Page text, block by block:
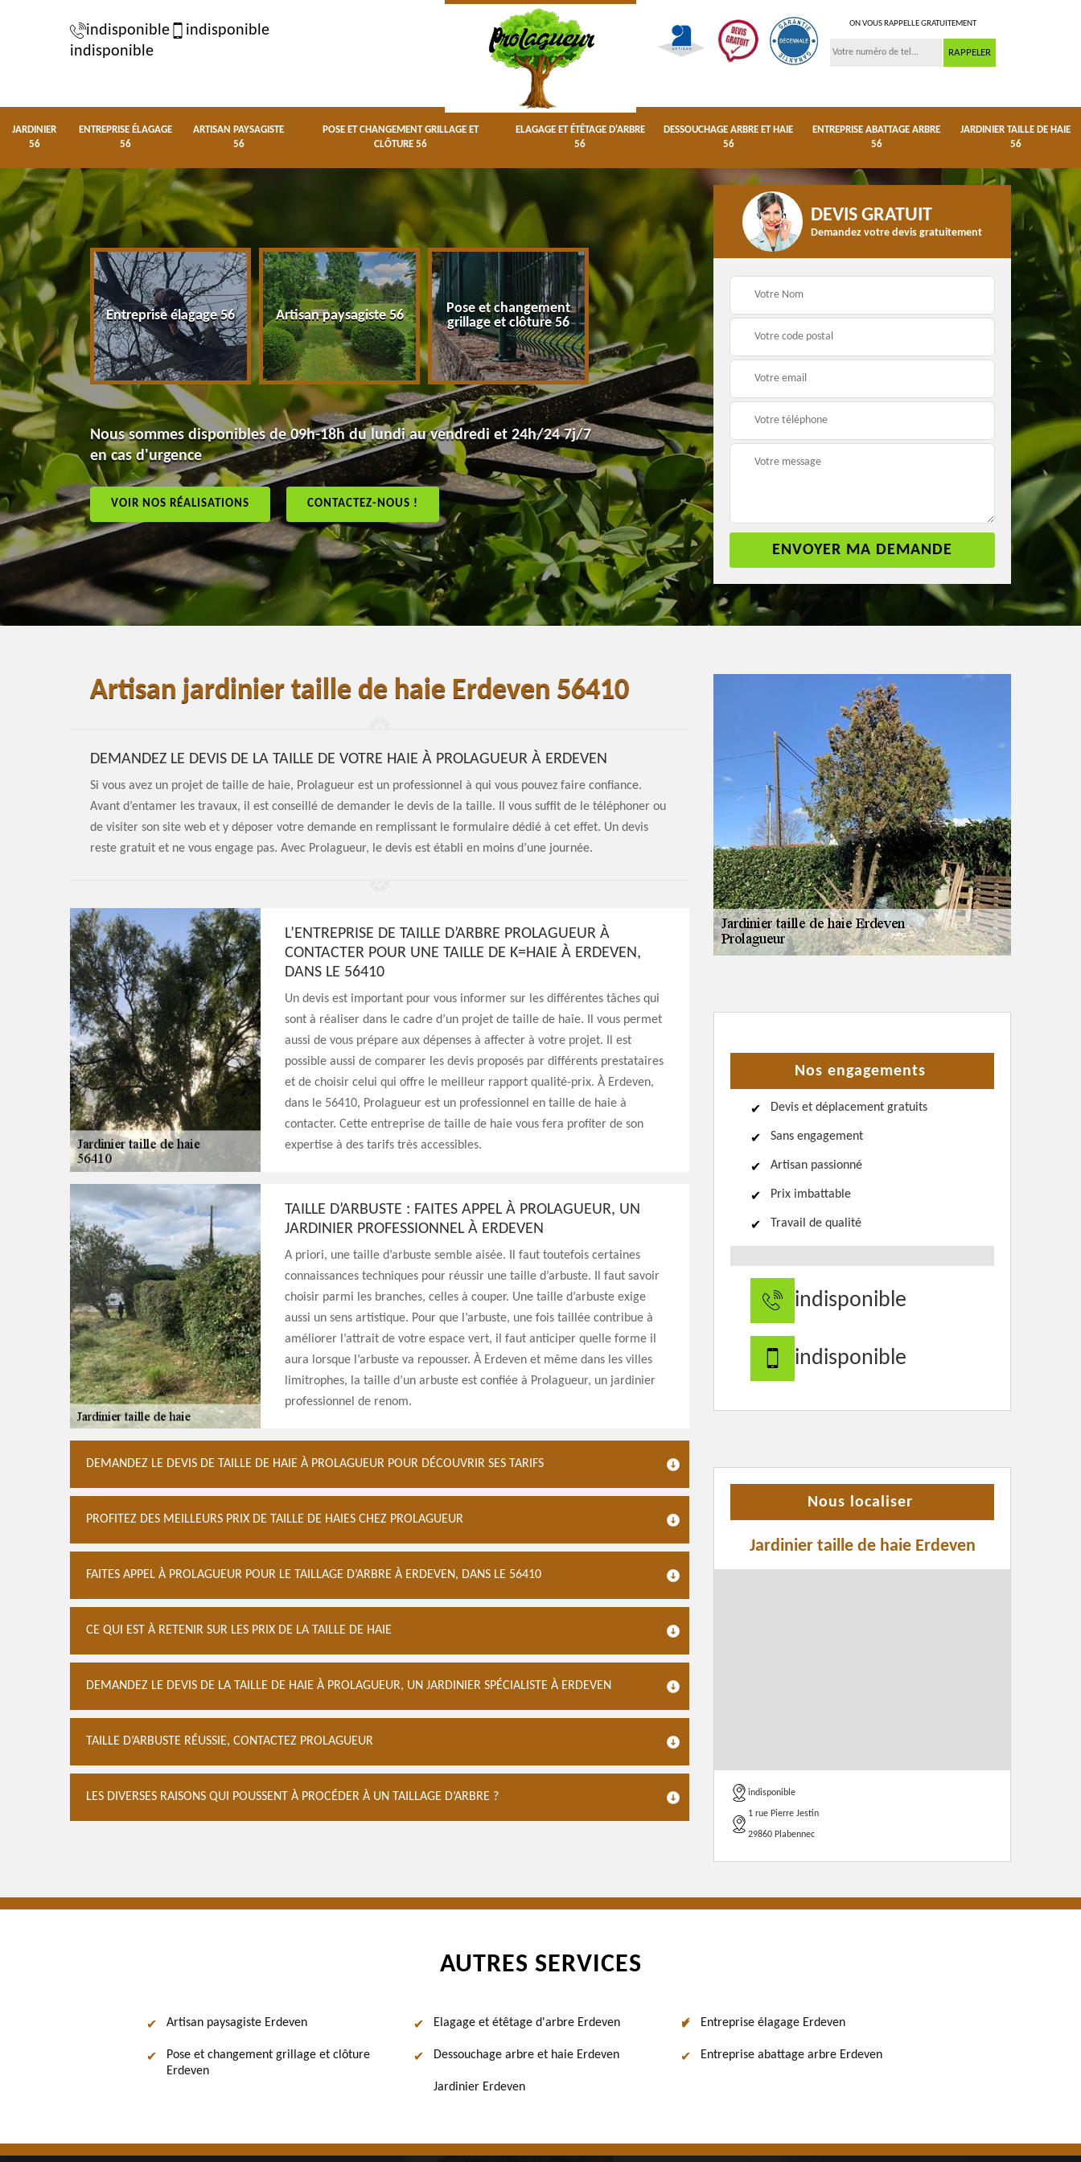
indisponible
indisponible
indisponible
ON VOUS RAPPELLE GRATUITEMENT
JARDINIER
56
ENTREPRISE ÉLAGAGE
56
ARTISAN PAYSAGISTE
56
POSE ET CHANGEMENT GRILLAGE ET
CLÔTURE 56
ELAGAGE ET ÉTÊTAGE D'ARBRE
56
DESSOUCHAGE ARBRE ET HAIE
56
ENTREPRISE ABATTAGE ARBRE
56
JARDINIER TAILLE DE HAIE
56
56 Entreprise élagage 56 Artisan paysagiste 56
Pose et changement
grillage et clôture 56
Elagage et étêtage
d'arbre 56
haie 56
Entreprise abattage
arbre 56
Nous sommes disponibles de 09h-18h du lundi au vendredi et 24h/24 7j/7
en cas d'urgence
VOIR NOS RÉALISATIONS CONTACTEZ-NOUS !
DEVIS GRATUIT
Demandez votre devis gratuitement
Artisan jardinier taille de haie Erdeven 56410
DEMANDEZ LE DEVIS DE LA TAILLE DE VOTRE HAIE À PROLAGUEUR À ERDEVEN
Si vous avez un projet de taille de haie, Prolagueur est un professionnel à qui vous pouvez faire confiance.
Avant d’entamer les travaux, il est conseillé de demander le devis de la taille. Il vous suffit de le téléphoner ou
de visiter son site web et y déposer votre demande en remplissant le formulaire dédié à cet effet. Un devis
reste gratuit et ne vous engage pas. Avec Prolagueur, le devis est établi en moins d’une journée.
L’ENTREPRISE DE TAILLE D’ARBRE PROLAGUEUR À
CONTACTER POUR UNE TAILLE DE K=HAIE À ERDEVEN,
DANS LE 56410
Un devis est important pour vous informer sur les différentes tâches qui
sont à réaliser dans le cadre d’un projet de taille de haie. Il vous permet
aussi de vous prépare aux dépenses à affecter à votre projet. Il est
possible aussi de comparer les devis proposés par différents prestataires
et de choisir celui qui offre le meilleur rapport qualité-prix. À Erdeven,
dans le 56410, Prolagueur est un professionnel en taille de haie à
contacter. Cette entreprise de taille de haie vous fera profiter de son
expertise à des tarifs très accessibles.
TAILLE D’ARBUSTE : FAITES APPEL À PROLAGUEUR, UN
JARDINIER PROFESSIONNEL À ERDEVEN
A priori, une taille d’arbuste semble aisée. Il faut toutefois certaines
connaissances techniques pour réussir une taille d’arbuste. Il faut savoir
choisir parmi les branches, celles à couper. Une taille d’arbuste exige
aussi un sens artistique. Pour que l’arbuste, une fois taillée contribue à
améliorer l’attrait de votre espace vert, il faut anticiper quelle forme il
aura lorsque l’arbuste va repousser. À Erdeven et même dans les villes
limitrophes, la taille d’un arbuste est confiée à Prolagueur, un jardinier
professionnel de renom.
DEMANDEZ LE DEVIS DE TAILLE DE HAIE À PROLAGUEUR POUR DÉCOUVRIR SES TARIFS
PROFITEZ DES MEILLEURS PRIX DE TAILLE DE HAIES CHEZ PROLAGUEUR
FAITES APPEL À PROLAGUEUR POUR LE TAILLAGE D’ARBRE À ERDEVEN, DANS LE 56410
CE QUI EST À RETENIR SUR LES PRIX DE LA TAILLE DE HAIE
DEMANDEZ LE DEVIS DE LA TAILLE DE HAIE À PROLAGUEUR, UN JARDINIER SPÉCIALISTE À ERDEVEN
TAILLE D’ARBUSTE RÉUSSIE, CONTACTEZ PROLAGUEUR
LES DIVERSES RAISONS QUI POUSSENT À PROCÉDER À UN TAILLAGE D’ARBRE ?
Nos engagements
Devis et déplacement gratuits
Sans engagement
Artisan passionné
Prix imbattable
Travail de qualité
indisponible
indisponible
Nous localiser
Jardinier taille de haie Erdeven
indisponible
1 rue Pierre Jestin
29860 Plabennec
AUTRES SERVICES
Artisan paysagiste Erdeven
Pose et changement grillage et clôture
Erdeven
Elagage et étêtage d'arbre Erdeven
Dessouchage arbre et haie Erdeven
Jardinier Erdeven
Entreprise élagage Erdeven
Entreprise abattage arbre Erdeven